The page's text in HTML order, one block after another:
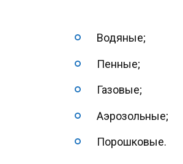
Водяные;
Пенные;
Газовые;
Аэрозольные;
Порошковые.